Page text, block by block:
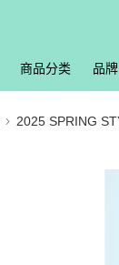
商品分类 品
2025 SPRING